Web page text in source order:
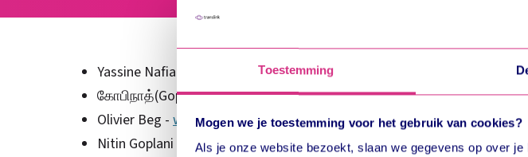
Toestemming
Mogen we je toestemming voor het gebruik van cookies?
Als je onze website bezoekt, slaan we gegevens op over
Yassine Nafiai -
twitter.com/YNafiai
கோபிநாத்(Gopinath) மதுரை(Madurai) -@kgopinath6
Olivier Beg - www.olivierbeg.nl
Nitin Goplani -
www.linkedin.com